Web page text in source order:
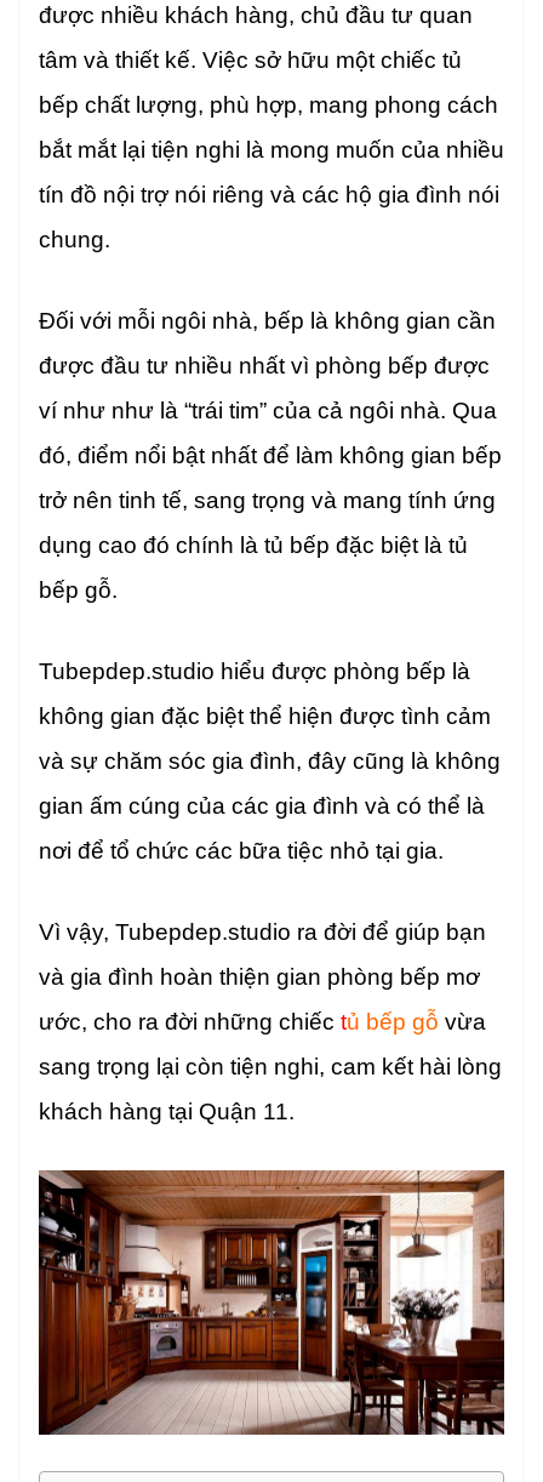
được nhiều khách hàng, chủ đầu tư quan
tâm và thiết kế. Việc sở hữu một chiếc tủ
bếp chất lượng, phù hợp, mang phong cách
bắt mắt lại tiện nghi là mong muốn của nhiều
tín đồ nội trợ nói riêng và các hộ gia đình nói
chung.
Đối với mỗi ngôi nhà, bếp là không gian cần
được đầu tư nhiều nhất vì phòng bếp được
ví như như là “trái tim” của cả ngôi nhà. Qua
đó, điểm nổi bật nhất để làm không gian bếp
trở nên tinh tế, sang trọng và mang tính ứng
dụng cao đó chính là tủ bếp đặc biệt là tủ
bếp gỗ.
Tubepdep.studio hiểu được phòng bếp là
không gian đặc biệt thể hiện được tình cảm
và sự chăm sóc gia đình, đây cũng là không
gian ấm cúng của các gia đình và có thể là
nơi để tổ chức các bữa tiệc nhỏ tại gia.
Vì vậy, Tubepdep.studio ra đời để giúp bạn
và gia đình hoàn thiện gian phòng bếp mơ
ước, cho ra đời những chiếc tủ bếp gỗ vừa
sang trọng lại còn tiện nghi, cam kết hài lòng
khách hàng tại Quận 11.